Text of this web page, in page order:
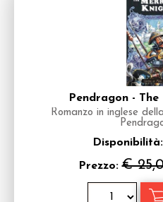
Pendragon -
Romanzo in inglese
Disponibilità:
Prezzo:€